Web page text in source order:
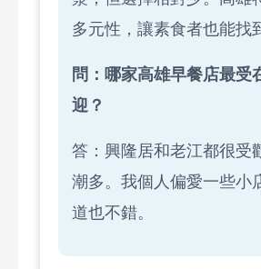
多元性，讓素食者也能找
問：哪家高雄早餐店最受
迎？
答：興隆居和老江都很受
潮多。我個人偏愛一些小
道也不錯。